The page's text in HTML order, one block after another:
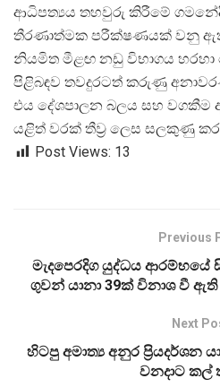
ආධිපත්යය තහවුරු කිරීමේ
තීරණාත්මක පරීක්ෂණයක් වනු
නියමිත මීළඟ නඩු විභාගය
පිළිබඳව තවදුරටත් කරුණු
එය දේශපාලන බලය සහ වගකීම
යළිත් වරක් තීව් ර ලෙස සලකුණු
Post Views: 13
Previous
මැදපෙරදිග යුද්ධය ආරම්භයේ
ගුවන් යානා 39ක් විනාශ වී ඇති
Next
හිටපු අමාත්‍ය අනුර ප්‍රියදර්ශන
වනදාට කල්